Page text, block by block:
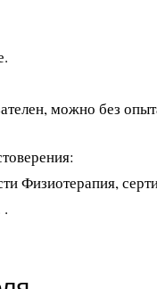
можно без
Физиотерапия,
.